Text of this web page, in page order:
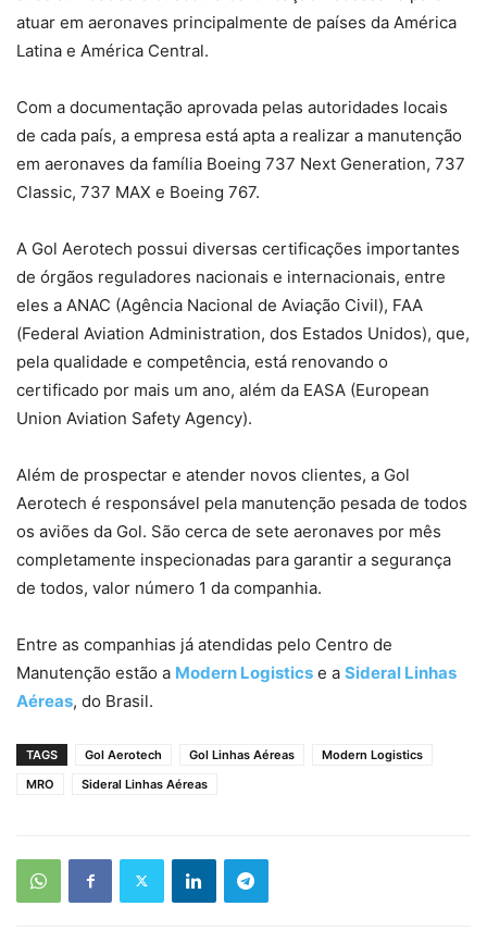
atuar em aeronaves principalmente de países da América
Latina e América Central.
Com a documentação aprovada pelas autoridades locais
de cada país, a empresa está apta a realizar a manutenção
em aeronaves da família Boeing 737 Next Generation, 737
Classic, 737 MAX e Boeing 767.
A Gol Aerotech possui diversas certificações importantes
de órgãos reguladores nacionais e internacionais, entre
eles a ANAC (Agência Nacional de Aviação Civil), FAA
(Federal Aviation Administration, dos Estados Unidos), que,
pela qualidade e competência, está renovando o
certificado por mais um ano, além da EASA (European
Union Aviation Safety Agency).
Além de prospectar e atender novos clientes, a Gol
Aerotech é responsável pela manutenção pesada de todos
os aviões da Gol. São cerca de sete aeronaves por mês
completamente inspecionadas para garantir a segurança
de todos, valor número 1 da companhia.
Entre as companhias já atendidas pelo Centro de
Manutenção estão a Modern Logistics e a Sideral Linhas
Aéreas, do Brasil.
TAGS Gol Aerotech Gol Linhas Aéreas
Modern Logistics
MRO
Sideral Linhas Aéreas